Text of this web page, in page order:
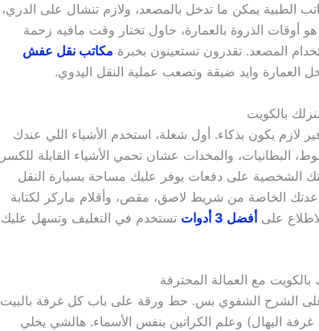
الطبية يمكن ما تدخل بالمصعد، ولازم تنشال على الدري،
الذروة بالعمارة، حاول تختار وقت مافيه زحمة
المصعد. تقدرون تستعينون بخبرة مكاتب نقل عفش
العمارة وايد ضيقة وتصعب عملية النقل اليدوي.
يكون بذكاء. أول شغلة، استخدم الأشياء اللي عندك
البطانيات، والمخدات عشان تحمي الأشياء القابلة للكسر
الشخصية على دفعات يوفر عليك مساحة بسيارة النقل
عدتك الخاصة من شريط لاصق، مقص، وأقلام ماركر لكتابة
علىأفضل 3 أدوات
تستخدم في التغليف وتسهل عليك
على الشرح الشفوي بس. حط ورقة على باب كل غرفة بالبيت
غرفة اليهال) وعلم الكراتين بنفس الأسماء. هالشي يخلي